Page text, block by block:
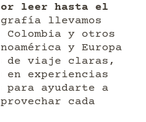
leer hasta el
llevamos
Colombia y otros
y Europa
de viaje claras,
experiencias
para ayudarte a
cada